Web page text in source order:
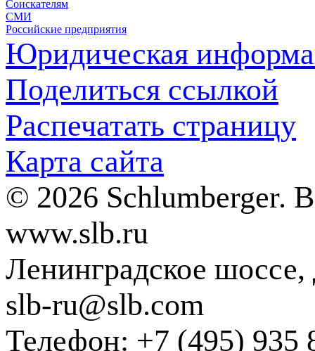
Соискателям
СМИ
Российские предприятия
Юридическая
Поделиться ссылкой
Распечатать страницу
Карта сайта
© 2026 Schlumberger.
www.slb.ru
Ленинградское
slb-ru@slb.com
Телефон: +7 (495) 935